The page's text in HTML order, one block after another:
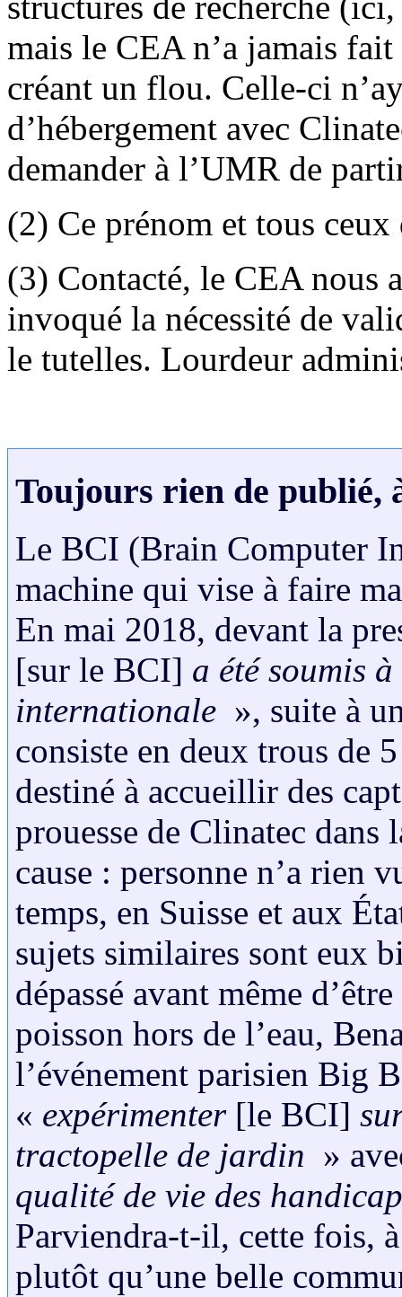
mais le CEA n’a jamais
créant un flou. Celle-ci
d’hébergement avec
demander à l’UMR de
(2) Ce prénom et tous
(3) Contacté, le CEA nous
invoqué la nécessité de
le tutelles. Lourdeur
Toujours rien de publié,
Le BCI (Brain Computer
machine qui vise à faire
En mai 2018, devant la
[sur le BCI] a été soumis
internationale », suite à
consiste en deux trous de
destiné à accueillir des
prouesse de Clinatec dans
cause : personne n’a rien
temps, en Suisse et aux
sujets similaires sont eux
dépassé avant même
poisson hors de l’eau,
l’événement parisien Big
« expérimenter[le BCI]
tractopelle de jardin »
qualité de vie des
Parviendra-t-il, cette fois,
plutôt qu’une belle